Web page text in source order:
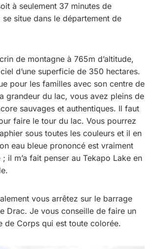
à seulement 37 minutes de
se situe dans le département de
de montagne à 765m d’altitude,
d’une superficie de 350 hectares.
pour les familles avec son centre de
grandeur du lac, vous avez pleins de
sauvages et authentiques. Il faut
faire le tour du lac. Vous pourrez
sous toutes les couleurs et il en
eau bleue prononcé est vraiment
il m’a fait penser au Tekapo Lake en
vous arrêtez sur le barrage
Drac. Je vous conseille de faire un
de Corps qui est toute colorée.